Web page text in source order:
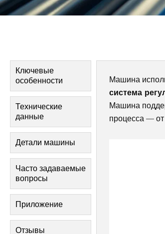
Ключевые
особенности
Технические
данные
Детали машины
Часто задаваемые
вопросы
Приложение
Отзывы
Машина
система
Машина
процесса — от